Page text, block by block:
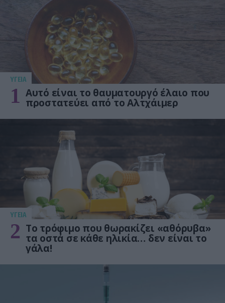
ΥΓΕΙΑ
1 Αυτό είναι το θαυματουργό έλαιο που
προστατεύει από το Αλτχάιμερ
ΥΓΕΙΑ
2 Το τρόφιμο που θωρακίζει «αθόρυβα»
τα οστά σε κάθε ηλικία… δεν είναι το
γάλα!